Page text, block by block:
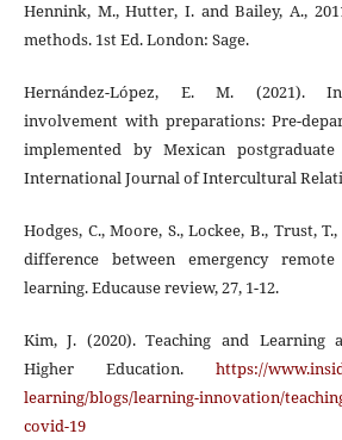
Hennink, M., Hutter, I. and Bailey, A.,
methods. 1st Ed. London: Sage.
Hernández-López, E. M. (2021).
involvement with preparations: Pre-
implemented by Mexican
International Journal of Intercultural
Hodges, C., Moore, S., Lockee, B., Trust,
difference between emergency
learning. Educause review, 27, 1-12.
Kim, J. (2020). Teaching and Learning
Higher Education.https://
learning/blogs/learning-innovation/
covid-19